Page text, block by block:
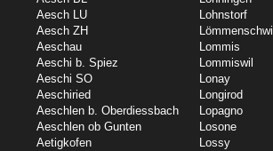
Aesch LU
Aesch ZH
Aeschau
Aeschi b. Spiez
Aeschi SO
Aeschiried
Aeschlen b. Oberdiessbach
Aeschlen ob Gunten
Aetigkofen
Lohnstorf
Lömmenschwil
Lommis
Lommiswil
Lonay
Longirod
Lopagno
Losone
Lossy